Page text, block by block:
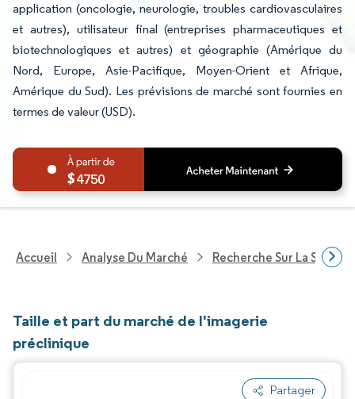
application (oncologie, neurologie, troubles cardiovasculaires
et autres), utilisateur final (entreprises pharmaceutiques et
biotechnologiques et autres) et géographie (Amérique du
Nord, Europe, Asie-Pacifique, Moyen-Orient et Afrique,
Amérique du Sud). Les prévisions de marché sont fournies en
termes de valeur (USD).
4750
Accueil Analyse Du Marché Recherche Sur La Santé
Taille et part du marché de l'imagerie
préclinique
Partager